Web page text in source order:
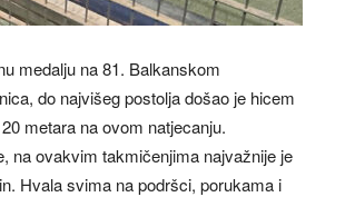
medalju na 81. Balkanskom
do najvišeg postolja došao je hicem
metara na ovom natjecanju.
na ovakvim takmičenjima najvažnije je
Hvala svima na podršci, porukama i